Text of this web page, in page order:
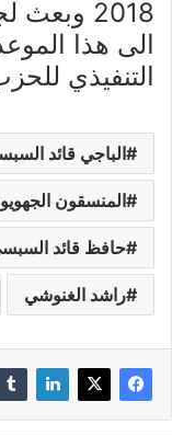
2018
الى هذا
التنفيذي
الباجي قائد
المنسقون
حافظ قائد
راشد الغنوشي